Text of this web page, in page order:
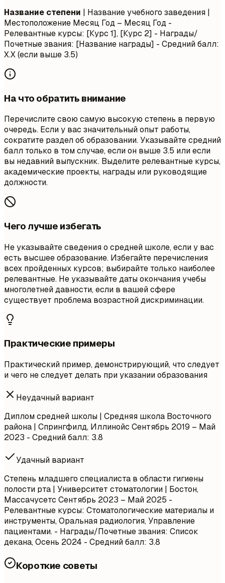
Название степени | Название учебного заведения |
Местоположение Месяц Год – Месяц Год -
Релевантные курсы: [Курс 1], [Курс 2] - Награды/
Почетные звания: [Название награды] - Средний балл:
X.X (если выше 3.5)
На что обратить внимание
Перечислите свою самую высокую степень в первую
очередь. Если у вас значительный опыт работы,
сократите раздел об образовании. Указывайте средний
балл только в том случае, если он выше 3.5 или если
вы недавний выпускник. Выделите релевантные курсы,
академические проекты, награды или руководящие
должности.
Чего лучше избегать
Не указывайте сведения о средней школе, если у вас
есть высшее образование. Избегайте перечисления
всех пройденных курсов; выбирайте только наиболее
релевантные. Не указывайте даты окончания учебы
многолетней давности, если в вашей сфере
существует проблема возрастной дискриминации.
Практические примеры
Практический пример, демонстрирующий, что следует
и чего не следует делать при указании образования
Неудачный вариант
Диплом средней школы | Средняя школа Восточного
района | Спрингфилд, Иллинойс Сентябрь 2019 – Май
2023 - Средний балл: 3.8
Удачный вариант
Степень младшего специалиста в области гигиены
полости рта | Университет стоматологии | Бостон,
Массачусетс Сентябрь 2023 – Май 2025 -
Релевантные курсы: Стоматологические материалы и
инструменты, Оральная радиология, Управление
пациентами. - Награды/Почетные звания: Список
декана, Осень 2024 - Средний балл: 3.8
Короткие советы